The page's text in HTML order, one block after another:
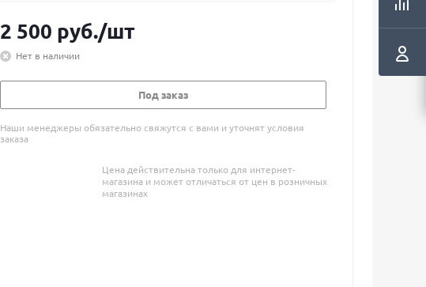
2 500 руб./шт
Нет в наличии
Под заказ
Наши менеджеры обязательно свяжутся с вами и уточнят условия
заказа
Цена действительна только для интернет-
магазина и может отличаться от цен в розничных
магазинах